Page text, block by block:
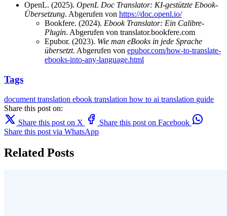
OpenL. (2025). OpenL Doc Translator: KI-gestützte Ebook-
Übersetzung. Abgerufen von https://doc.openl.io/
Bookfere. (2024). Ebook Translator: Ein Calibre-
Plugin. Abgerufen von translator.bookfere.com
Epubor. (2023). Wie man eBooks in jede Sprache
übersetzt. Abgerufen von epubor.com/how-to-translate-
ebooks-into-any-language.html
Tags
document translation ebook translation how to ai translation guide
Share this post on:
Share this post on X
Share this post on Facebook
Share this post via WhatsApp
Related Posts